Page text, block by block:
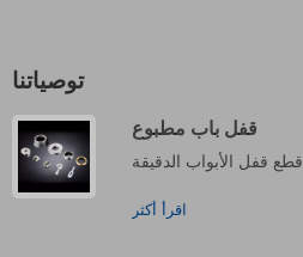
توصياتنا
قفل باب مطبوع
اقرأ أكثر